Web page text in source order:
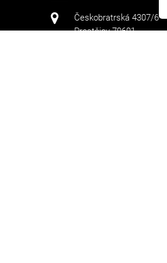
Českobratrská 4307/6
Prostějov 79601